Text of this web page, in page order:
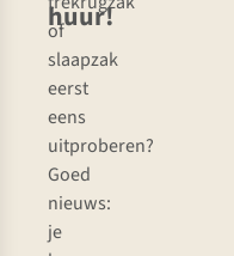
huur!
of
slaapzak
eerst
eens
uitproberen?
Goed
nieuws:
je